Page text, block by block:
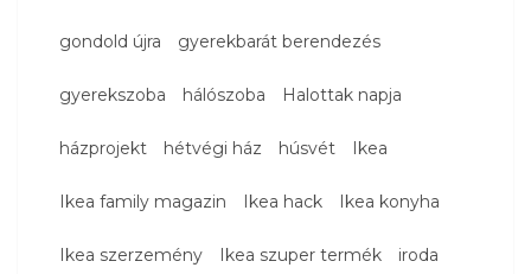
gondold újra gyerekbarát berendezés
gyerekszoba hálószoba Halottak napja
házprojekt hétvégi ház húsvét Ikea
Ikea family magazin Ikea hack Ikea konyha
Ikea szerzemény Ikea szuper termék iroda